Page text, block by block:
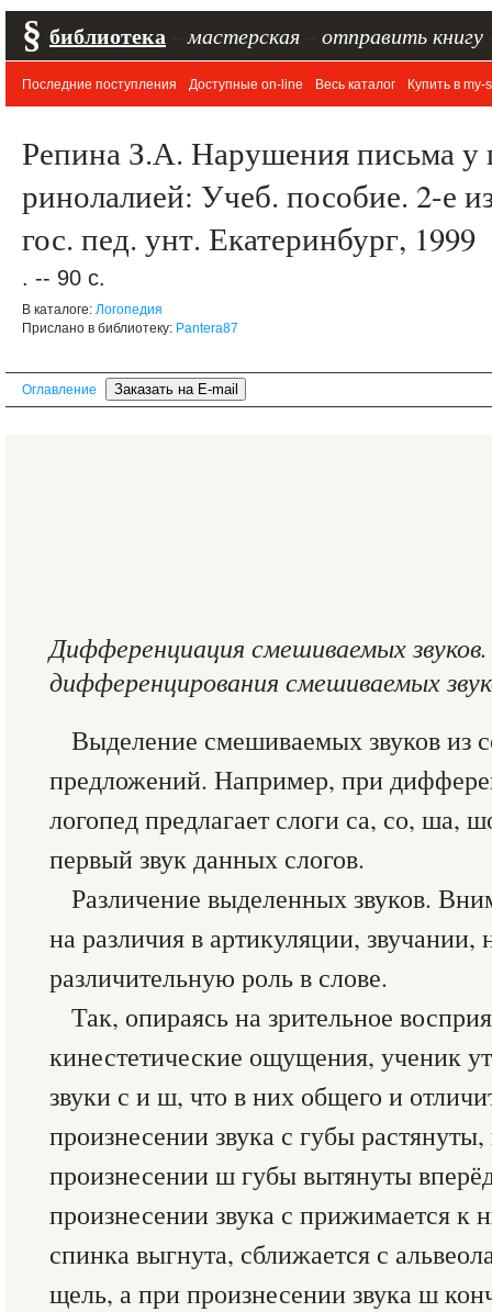
§ библиотека мастерская отправить книгу
Последние поступления Доступные on-line Весь каталог Купить в my-
Репина З.А. Нарушения письма у
ринолалией: Учеб. пособие. 2-е
гос. пед. унт. Екатеринбург, 1999
. -- 90 с.
В каталоге: Логопедия
Прислано в библиотеку: Pantera87
Оглавление
Дифференциация смешиваемых
дифференцирования смешиваемых
Выделение смешиваемых звуков из
предложений. Например, при
логопед предлагает слоги са, со, ша,
первый звук данных слогов.
Различение выделенных звуков.
на различия в артикуляции, звучании,
различительную роль в слове.
Так, опираясь на зрительное
кинестетические ощущения, ученик
звуки с и ш, что в них общего и
произнесении звука с губы
произнесении ш губы вытянуты
произнесении звука с прижимается к
спинка выгнута, сближается с
щель, а при произнесении звука ш